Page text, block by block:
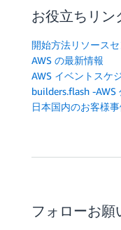
お役立ちリン
開始方法リソース
AWS の最新情報
AWS イベントスケ
builders.flash -AWS
日本国内のお客様
フォローお願